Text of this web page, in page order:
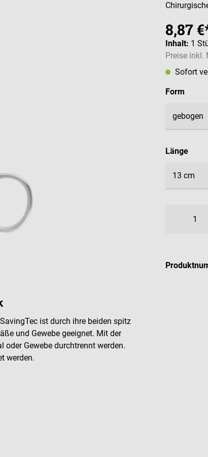
8,87
Inhalt: 1
Preise inkl.
Sofort
Form
Länge
ist durch ihre beiden spitz
und Gewebe geeignet. Mit der
Gewebe durchtrennt werden.
werden.